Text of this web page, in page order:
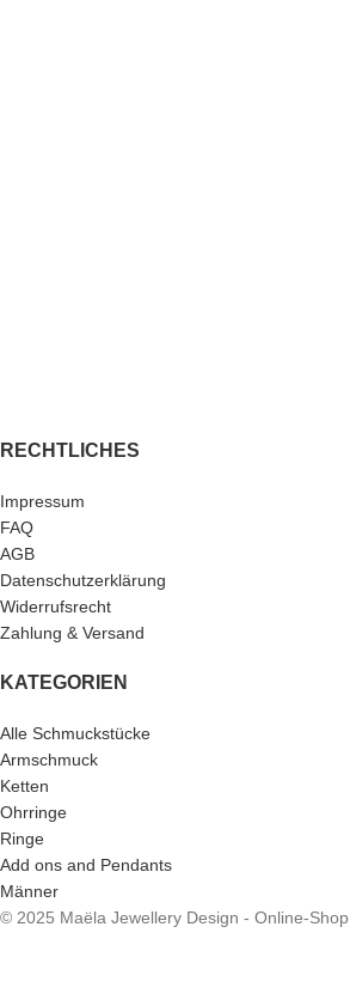
RECHTLICHES
Impressum
FAQ
AGB
Datenschutzerklärung
Widerrufsrecht
Zahlung & Versand
KATEGORIEN
Alle Schmuckstücke
Armschmuck
Ketten
Ohrringe
Ringe
Add ons and Pendants
Männer
© 2025 Maëla Jewellery Design - Online-Shop